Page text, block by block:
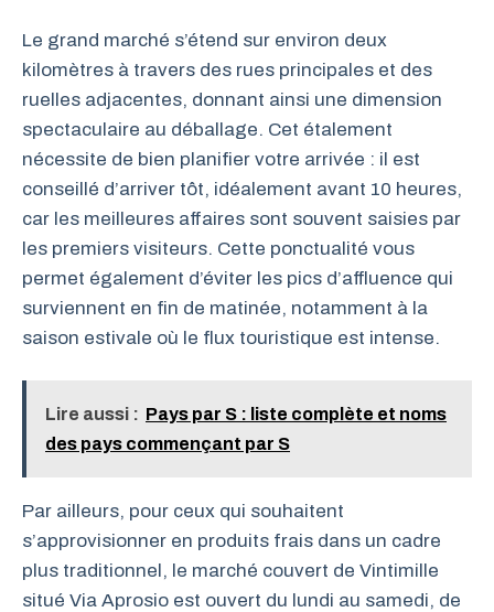
Le grand marché s’étend sur environ deux
kilomètres à travers des rues principales et des
ruelles adjacentes, donnant ainsi une dimension
spectaculaire au déballage. Cet étalement
nécessite de bien planifier votre arrivée : il est
conseillé d’arriver tôt, idéalement avant 10 heures,
car les meilleures affaires sont souvent saisies par
les premiers visiteurs. Cette ponctualité vous
permet également d’éviter les pics d’affluence qui
surviennent en fin de matinée, notamment à la
saison estivale où le flux touristique est intense.
Lire aussi : Pays par S : liste complète et noms
des pays commençant par S
Par ailleurs, pour ceux qui souhaitent
s’approvisionner en produits frais dans un cadre
plus traditionnel, le marché couvert de Vintimille
situé Via Aprosio est ouvert du lundi au samedi, de